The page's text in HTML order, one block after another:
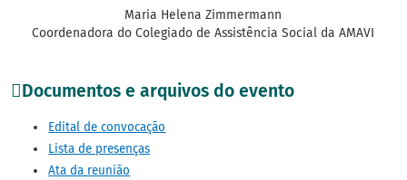
Maria Helena Zimmermann
Coordenadora do Colegiado de Assistência Social da AMAVI
Documentos e arquivos do evento
Edital de convocação
Lista de presenças
Ata da reunião